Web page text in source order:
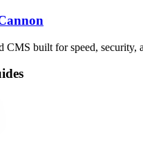
CMS built for speed, security,